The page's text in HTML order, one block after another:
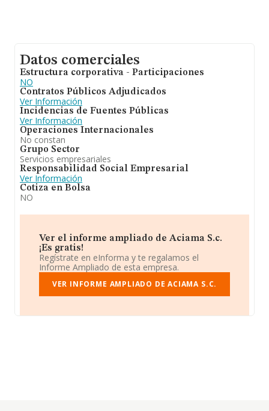
Datos comerciales
Estructura corporativa - Participaciones
NO
Contratos Públicos Adjudicados
Ver Información
Incidencias de Fuentes Públicas
Ver Información
Operaciones Internacionales
No constan
Grupo Sector
Servicios empresariales
Responsabilidad Social Empresarial
Ver Información
Cotiza en Bolsa
NO
Ver el informe ampliado de Aciama S.c.
¡Es gratis!
Regístrate en eInforma y te regalamos el
Informe Ampliado de esta empresa.
VER INFORME AMPLIADO DE ACIAMA S.C.